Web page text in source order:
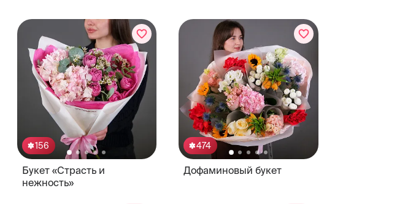
156
Букет «Страсть и
нежность»
474
Дофаминовый букет